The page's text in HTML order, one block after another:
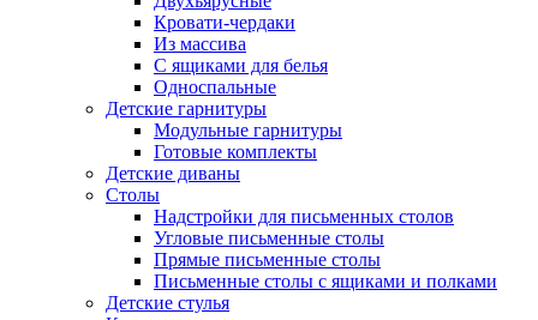
Кровати-чердаки
Из массива
С ящиками для белья
Односпальные
Детские гарнитуры
Модульные гарнитуры
Готовые комплекты
Детские диваны
Столы
Надстройки для письменных столов
Угловые письменные столы
Прямые письменные столы
Письменные столы с ящиками и полками
Детские стулья